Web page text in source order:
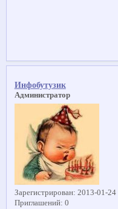
Инфобутузик
Администратор
Зарегистрирован: 2013-01-24
Приглашений: 0